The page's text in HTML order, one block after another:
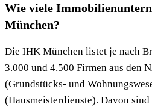
Wie viele
München?
Die IHK München listet je nach
3.000 und 4.500 Firmen aus den
(Grundstücks- und
(Hausmeisterdienste). Davon